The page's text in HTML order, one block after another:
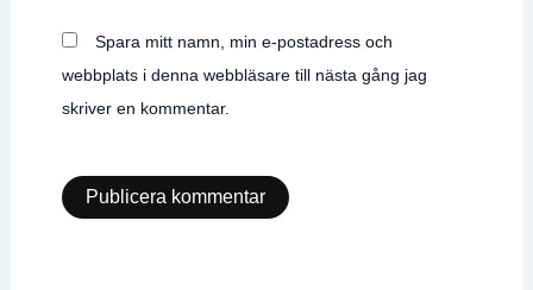
Spara mitt namn, min e-postadress och
webbplats i denna webbläsare till nästa gång jag
skriver en kommentar.